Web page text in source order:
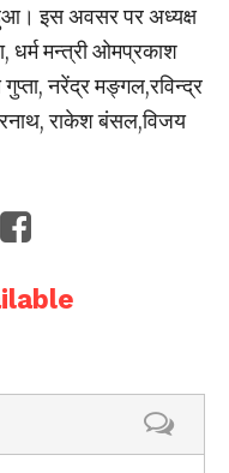
इस अवसर पर अध्यक्ष
धर्म मन्त्री ओमप्रकाश
नरेंद्र मङ्गल,रविन्द्र
राकेश बंसल,विजय